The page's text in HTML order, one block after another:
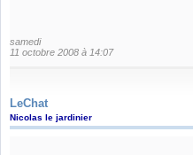
samedi
11 octobre 2008 à 14:07
LeChat
Nicolas le jardinier